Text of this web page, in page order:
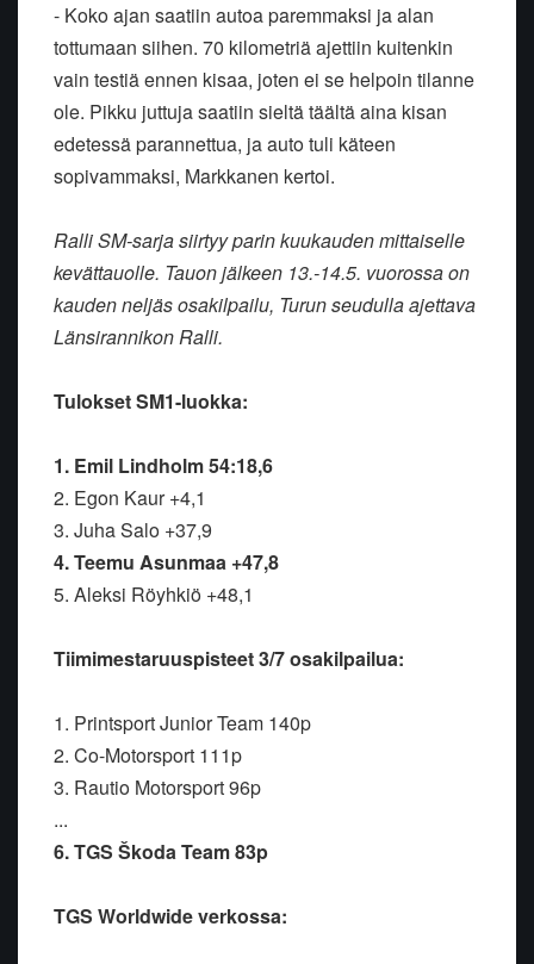
- Koko ajan saatiin autoa paremmaksi ja alan
tottumaan siihen. 70 kilometriä ajettiin kuitenkin
vain testiä ennen kisaa, joten ei se helpoin tilanne
ole. Pikku juttuja saatiin sieltä täältä aina kisan
edetessä parannettua, ja auto tuli käteen
sopivammaksi, Markkanen kertoi.
Ralli SM-sarja siirtyy parin kuukauden mittaiselle
kevättauolle. Tauon jälkeen 13.-14.5. vuorossa on
kauden neljäs osakilpailu, Turun seudulla ajettava
Länsirannikon Ralli.
Tulokset SM1-luokka:
1. Emil Lindholm 54:18,6
2. Egon Kaur +4,1
3. Juha Salo +37,9
4. Teemu Asunmaa +47,8
5. Aleksi Röyhkiö +48,1
Tiimimestaruuspisteet 3/7 osakilpailua:
1. Printsport Junior Team 140p
2. Co-Motorsport 111p
3. Rautio Motorsport 96p
...
6. TGS Škoda Team 83p
TGS Worldwide verkossa: